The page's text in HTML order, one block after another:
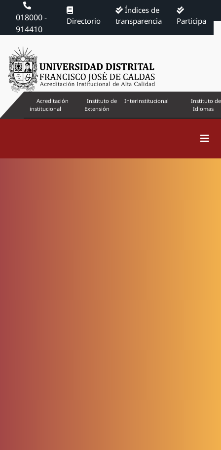
018000 -
914410
Directorio
Índices de
transparencia
Participa
Acreditación
institucional
Instituto de
Extensión
Interinstitucional
Instituto de
Idiomas